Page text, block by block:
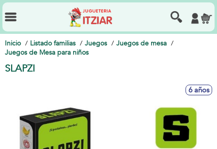
Inicio Listado familias Juegos
Juegos de mesa
Juegos de Mesa para niños
SLAPZI
6 años